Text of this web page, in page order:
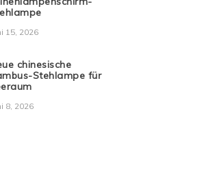
15, 2026
chinesische
Stehlampe für
8, 2026